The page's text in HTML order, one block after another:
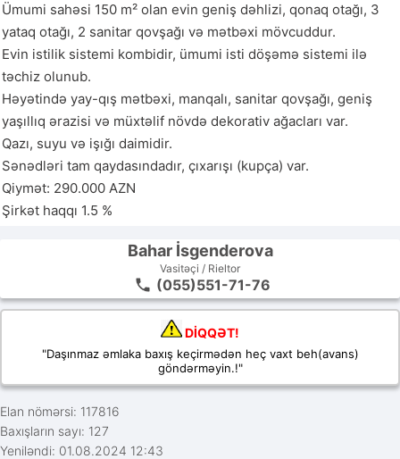
Ümumi sahəsi 150 m² olan evin geniş dəhlizi, qonaq otağı, 3
yataq otağı, 2 sanitar qovşağı və mətbəxi mövcuddur.
Evin istilik sistemi kombidir, ümumi isti döşəmə sistemi ilə
təchiz olunub.
Həyətində yay-qış mətbəxi, manqalı, sanitar qovşağı, geniş
yaşıllıq ərazisi və müxtəlif növdə dekorativ ağacları var.
Qazı, suyu və işığı daimidir.
Sənədləri tam qaydasındadır, çıxarışı (kupça) var.
Qiymət: 290.000 AZN
Şirkət haqqı 1.5 %
Bahar İsgenderova
Vasitəçi / Rieltor
(055)551-71-76
DİQQƏT!
"Daşınmaz əmlaka baxış keçirmədən heç vaxt beh(avans)
göndərməyin.!"
Elan nömərsi: 117816
Baxışların sayı: 127
Yeniləndi: 01.08.2024 12:43